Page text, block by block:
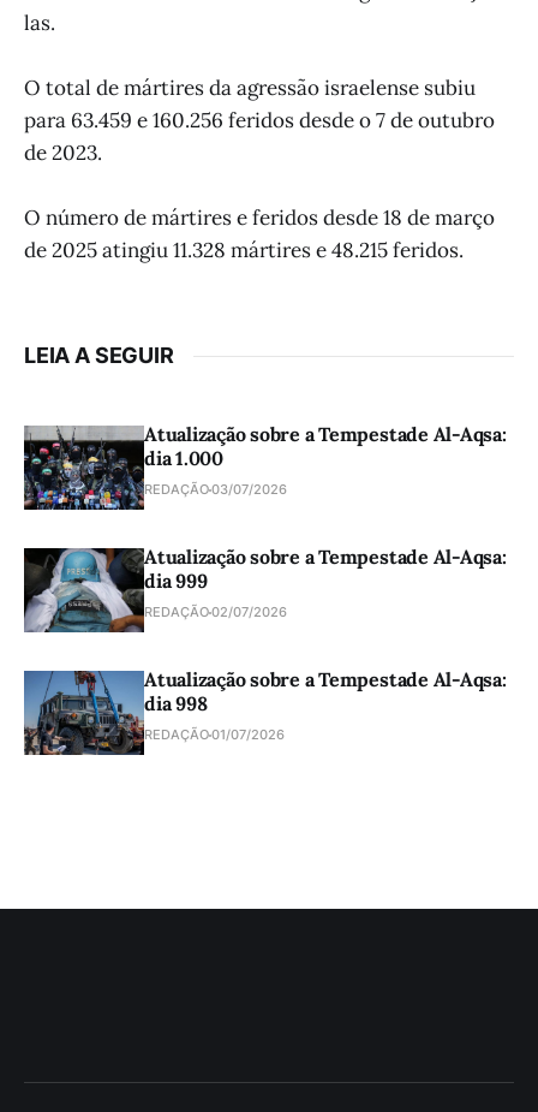
las.
O total de mártires da agressão israelense subiu
para 63.459 e 160.256 feridos desde o 7 de outubro
de 2023.
O número de mártires e feridos desde 18 de março
de 2025 atingiu 11.328 mártires e 48.215 feridos.
LEIA A SEGUIR
Atualização sobre a Tempestade Al-Aqsa:
dia 1.000
REDAÇÃO03/07/2026
Atualização sobre a Tempestade Al-Aqsa:
dia 999
REDAÇÃO02/07/2026
Atualização sobre a Tempestade Al-Aqsa:
dia 998
REDAÇÃO01/07/2026